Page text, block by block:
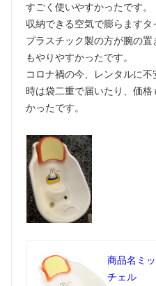
すごく使いやすかったです。
収納できる空気で膨らますタ
プラスチック製の方が腕の
もやりやすかったです。
コロナ禍の今、レンタルに
時は袋二重で届いたり、価
かったです。
商品名 ミ
チェル